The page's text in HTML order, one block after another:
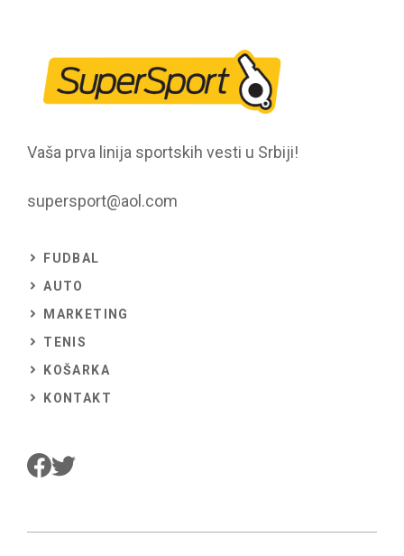
Vaša prva linija sportskih vesti u Srbiji!
supersport@aol.com
FUDBAL
AUTO
MARKETING
TENIS
KOŠARKA
KONTAKT